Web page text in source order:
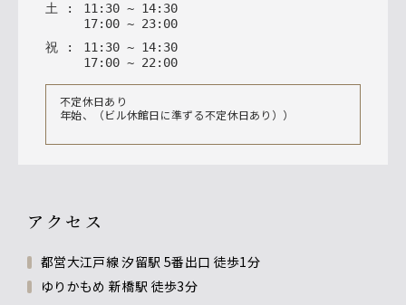
土 : 11: 30 ~ 14: 30
17: 00 ~ 23: 00
祝 : 11: 30 ~ 14: 30
17: 00 ~ 22: 00
不定休日あり
年始、（ビル休館日に準ずる不定休日あり））
アクセス
都営大江戸線 汐留駅 5番出口 徒歩1分
ゆりかもめ 新橋駅 徒歩3分